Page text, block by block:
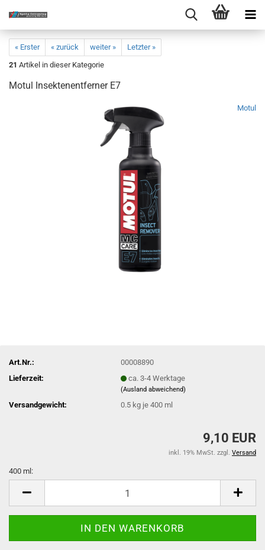
« Erster « zurück weiter »
Letzter »
21 Artikel in dieser Kategorie
Motul Insektenentferner E7
Motul
Art.Nr.:
00008890
Lieferzeit:
ca. 3-4 Werktage
(Ausland abweichend)
Versandgewicht: 0.5 kg je 400 ml
9,10 EUR
inkl. 19% MwSt. zzgl. Versand
400 ml: